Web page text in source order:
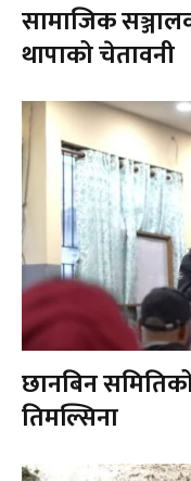
सामाजिक
थापाको चेतावनी
छानबिन
तिमल्सिना